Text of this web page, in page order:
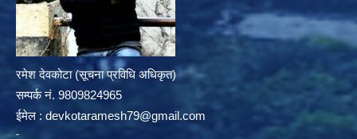
रमेश देवकोटा (सूचना प्रविधि अधिकृत)
सम्पर्क न‌ं. 9809824965
ईमेल : devkotaramesh79@gmail.com